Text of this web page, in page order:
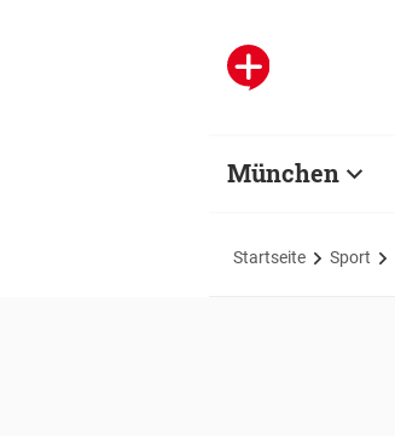
München
Startseite Sport